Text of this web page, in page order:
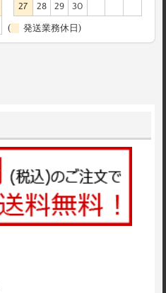
27
28 29 30
( 発送業務休日)